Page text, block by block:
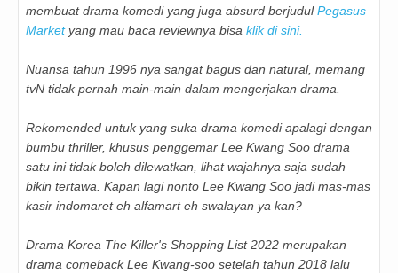
membuat drama komedi yang juga absurd berjudulPegasus
Marketyang mau baca reviewnya bisa klik di sini.
Nuansa tahun 1996 nya sangat bagus dan natural, memang
tvN tidak pernah main-main dalam mengerjakan drama.
Rekomended untuk yang suka drama komedi apalagi dengan
bumbu thriller, khusus penggemar Lee Kwang Soo drama
satu ini tidak boleh dilewatkan, lihat wajahnya saja sudah
bikin tertawa. Kapan lagi nonto Lee Kwang Soo jadi mas-mas
kasir indomaret eh alfamart eh swalayan ya kan?
Drama Korea The Killer's Shopping List 2022 merupakan
drama comeback Lee Kwang-soo setelah tahun 2018 lalu